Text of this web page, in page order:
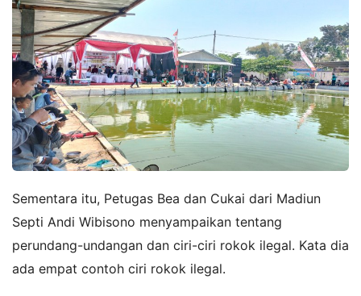
Sementara itu, Petugas Bea dan Cukai dari Madiun
Septi Andi Wibisono menyampaikan tentang
perundang-undangan dan ciri-ciri rokok ilegal. Kata dia
ada empat contoh ciri rokok ilegal.